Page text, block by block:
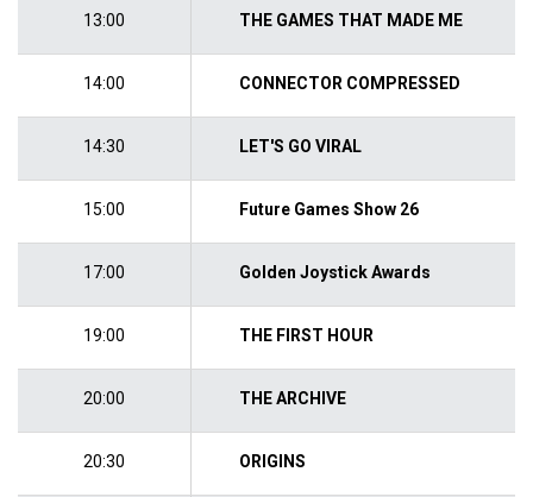
13:00 THE GAMES THAT MADE ME
14:00 CONNECTOR COMPRESSED
14:30 LET'S GO VIRAL
15:00 Future Games Show 26
17:00 Golden Joystick Awards
19:00 THE FIRST HOUR
20:00 THE ARCHIVE
20:30 ORIGINS